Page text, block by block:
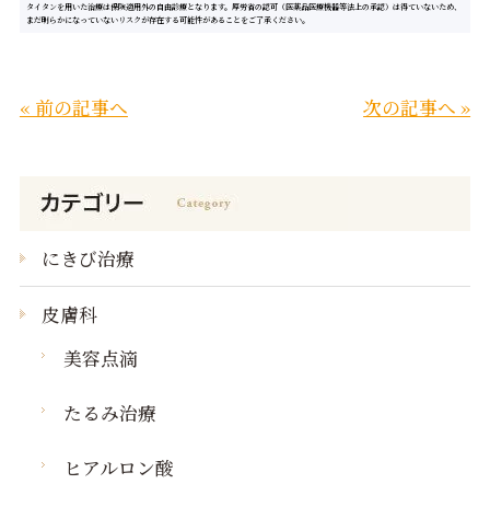
タイタンを用いた治療は保険適用外の自由診療となります。厚労省の認可（医薬品医療機器等法上の承認）は得ていないため、
まだ明らかになっていないリスクが存在する可能性があることをご了承ください。
« 前の記事へ 次の記事へ »
にきび治療
皮膚科
美容点滴
たるみ治療
ヒアルロン酸